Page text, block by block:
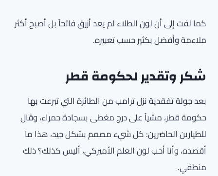
كما لفت إلى أن لون الطلاء لم يعد أزرق فاتحاً بل أصبح أكثر
ملاءمة وأفضل بكثير حسب تعبيره.
شكر وتقدير لحكومة قطر
بعد جولة تفقدية نزل ترامب من الطائرة التي تبرعت بها
حكومة قطر، مشياً على درج مغطى بسجادة حمراء، وقال
للطيارين الحاضرين: كل شيء مصمم بشكل جيد، هذا ما
أقصده، وأنا أحب لون العلم الأميركي، أليس كذلك؟ ذلك
منطقي.